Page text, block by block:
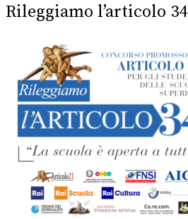
Rileggiamo l’articolo 34